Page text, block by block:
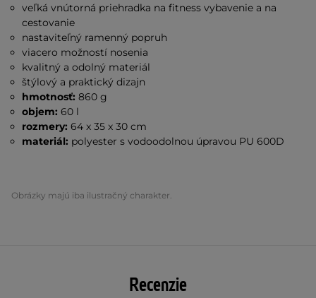
veľká vnútorná priehradka na fitness vybavenie a na
cestovanie
nastaviteľný ramenný popruh
viacero možností nosenia
kvalitný a odolný materiál
štýlový a praktický dizajn
hmotnosť: 860 g
objem: 60 l
rozmery:64 x 35 x 30 cm
materiál: polyester s vodoodolnou úpravou PU 600D
Obrázky majú iba ilustračný charakter.
Recenzie